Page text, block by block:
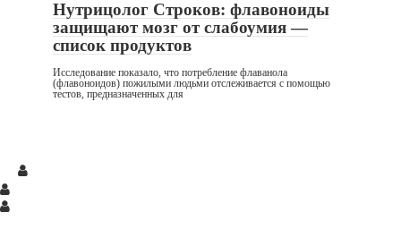
Нутрицолог Строков: флавоноиды
защищают мозг от слабоумия —
список продуктов
Исследование показало, что потребление флаванола
(флавоноидов) пожилыми людьми отслеживается с помощью
тестов, предназначенных для